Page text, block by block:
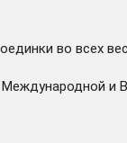
во всех
и